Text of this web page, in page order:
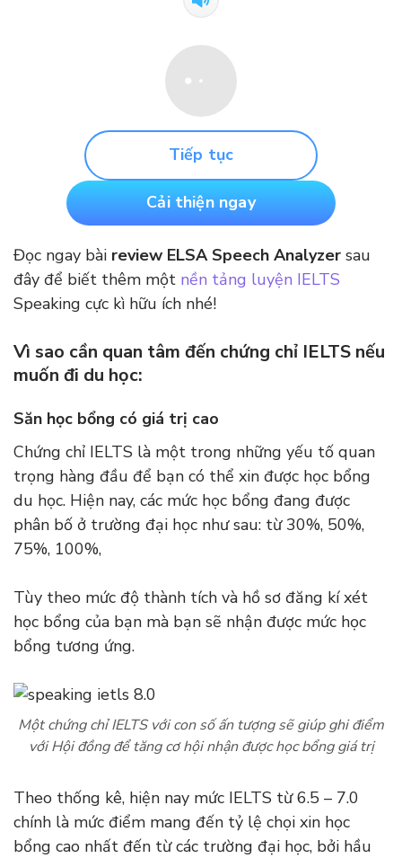
Tiếp tục
Cải thiện ngay
Đọc ngay bài review ELSA Speech Analyzer sau
đây để biết thêm một nền tảng luyện IELTS
Speaking cực kì hữu ích nhé!
Vì sao cần quan tâm đến chứng chỉ IELTS nếu
muốn đi du học:
Săn học bổng có giá trị cao
Chứng chỉ IELTS là một trong những yếu tố quan
trọng hàng đầu để bạn có thể xin được học bổng
du học. Hiện nay, các mức học bổng đang được
phân bố ở trường đại học như sau: từ 30%, 50%,
75%, 100%,
Tùy theo mức độ thành tích và hồ sơ đăng kí xét
học bổng của bạn mà bạn sẽ nhận được mức học
bổng tương ứng.
Một chứng chỉ IELTS với con số ấn tượng sẽ giúp ghi điểm
với Hội đồng để tăng cơ hội nhận được học bổng giá trị
Theo thống kê, hiện nay mức IELTS từ 6.5 – 7.0
chính là mức điểm mang đến tỷ lệ chọi xin học
bổng cao nhất đến từ các trường đại học, bởi hầu